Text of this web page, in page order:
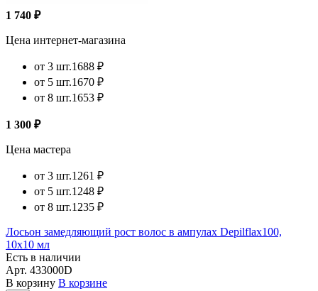
1 740 ₽
Цена интернет-магазина
от 3 шт.1688 ₽
от 5 шт.1670 ₽
от 8 шт.1653 ₽
1 300 ₽
Цена мастера
от 3 шт.1261 ₽
от 5 шт.1248 ₽
от 8 шт.1235 ₽
Лосьон замедляющий рост волос в ампулах Depilflax100,
10х10 мл
Есть в наличии
Арт. 433000D
В корзину В корзине